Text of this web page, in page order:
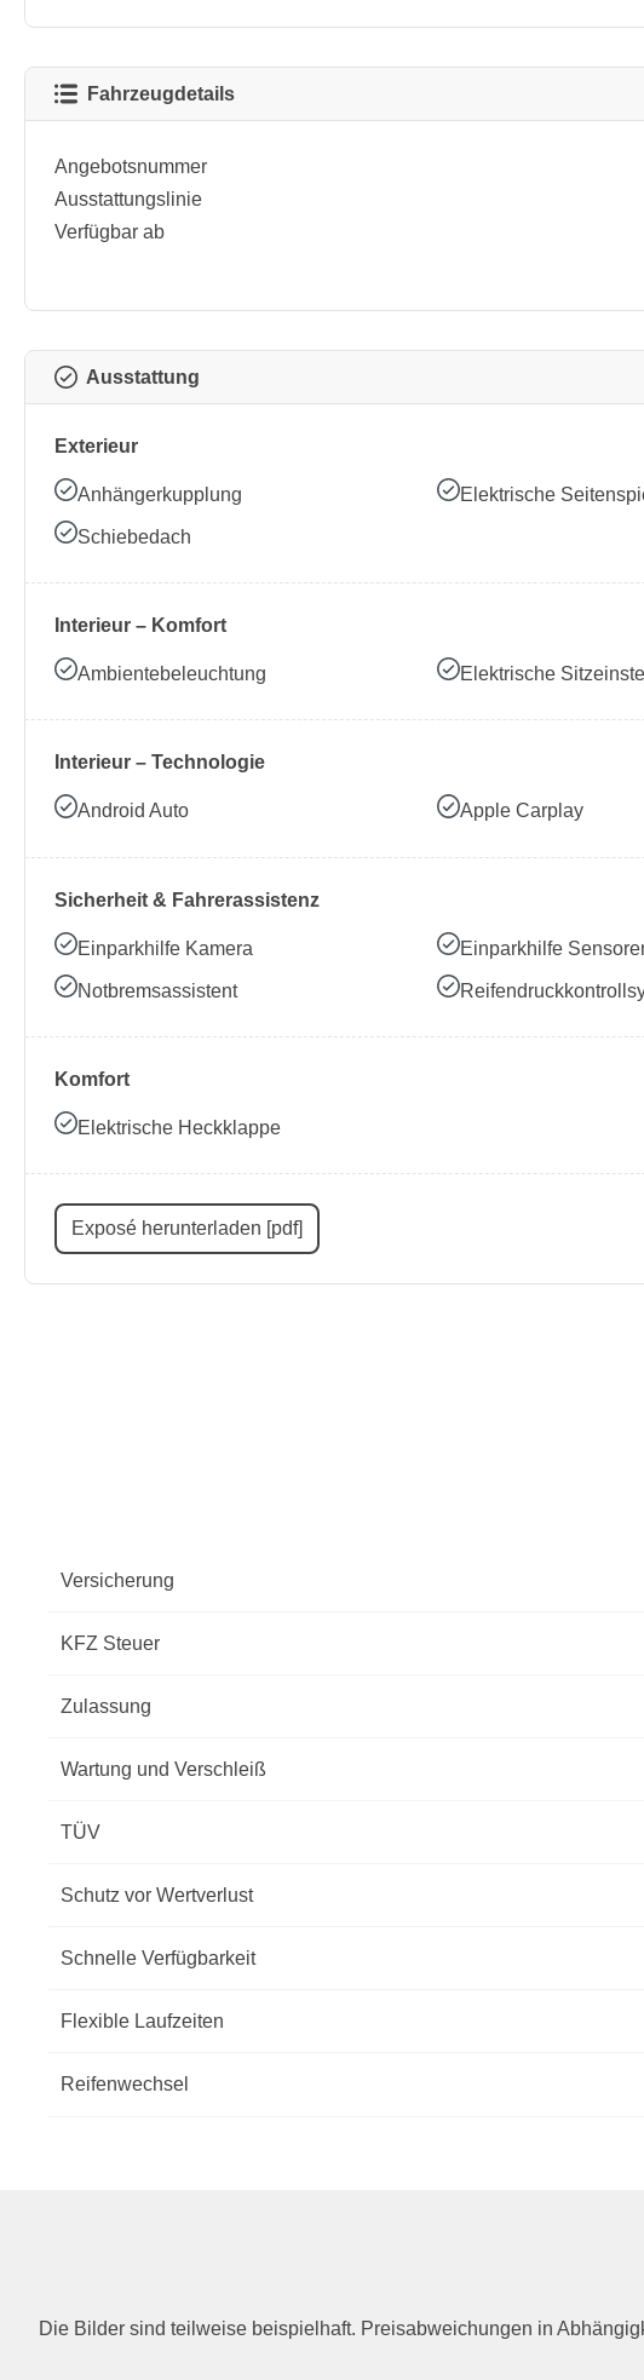
Fahrzeugdetails
Angebotsnummer
Ausstattungslinie
Verfügbar ab
Ausstattung
Exterieur
Anhängerkupplung Elektrische
Schiebedach
Interieur – Komfort
Ambientebeleuchtung Elektrische
Interieur – Technologie
Android Auto Apple Carplay
Sicherheit & Fahrerassistenz
Einparkhilfe Kamera Einparkhilfe
Notbremsassistent
Komfort
Elektrische Heckklappe
Exposé herunterladen [pdf]
Versicherung
KFZ Steuer
Zulassung
Wartung und Verschleiß
TÜV
Schutz vor Wertverlust
Schnelle Verfügbarkeit
Flexible Laufzeiten
Reifenwechsel
Die Bilder sind teilweise beispielhaft. Preisabweichungen in